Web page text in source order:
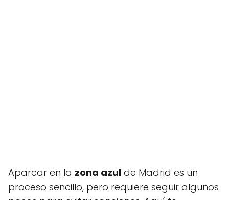
Aparcar en la zona azul de Madrid es un
proceso sencillo, pero requiere seguir algunos